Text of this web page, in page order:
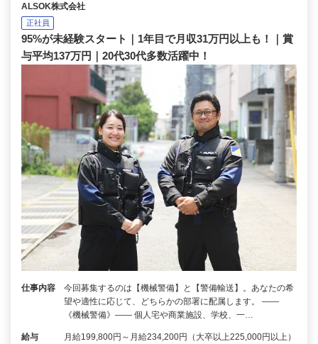
ALSOK株式会社
正社員
95%が未経験スタート｜1年目で月収31万円以上も！｜賞
与平均137万円｜20代30代多数活躍中！
仕事内容
今回募集するのは【機械警備】と【警備輸送】。あなたの希
望や適性に応じて、どちらかの部署に配属します。 ――
《機械警備》―― 個人宅や商業施設、学校、一…
給与
月給199,800円～月給234,200円（大卒以上225,000円以上）